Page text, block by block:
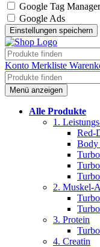
Google Tag Manager
Google Ads
Konto Merkliste
Menü anzeigen
Alle Produkte
1.
Red-
Body
2. Muskel-
3. Protein
4. Creatin